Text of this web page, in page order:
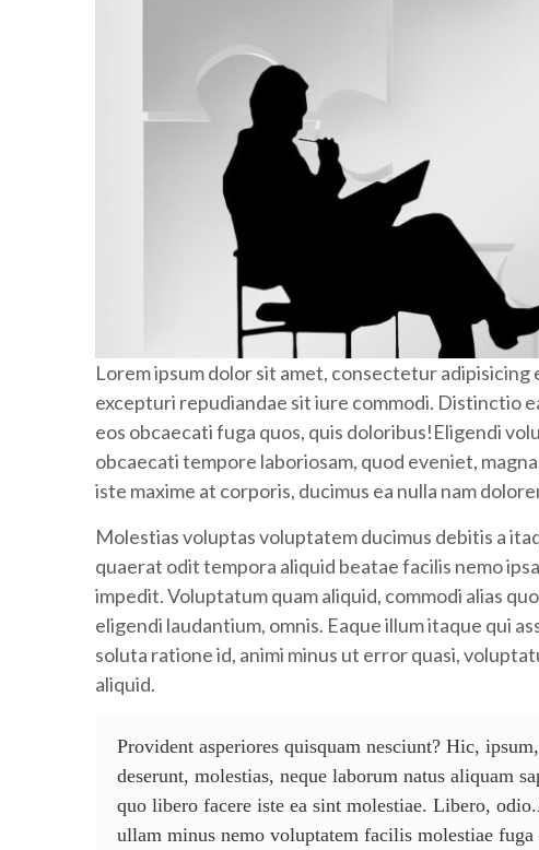
Lorem ipsum dolor sit amet, consectetur
excepturi repudiandae sit iure commodi. Distinctio
eos obcaecati fuga quos, quis doloribus!Eligendi
obcaecati tempore laboriosam, quod eveniet,
iste maxime at corporis, ducimus ea nulla nam
Molestias voluptas voluptatem ducimus debitis a
quaerat odit tempora aliquid beatae facilis nemo
impedit. Voluptatum quam aliquid, commodi alias
eligendi laudantium, omnis. Eaque illum itaque qui
soluta ratione id, animi minus ut error quasi,
aliquid.
Provident asperiores quisquam nesciunt? Hic,
deserunt, molestias, neque laborum natus aliquam
quo libero facere iste ea sint molestiae. Libero,
ullam minus nemo voluptatem facilis molestiae